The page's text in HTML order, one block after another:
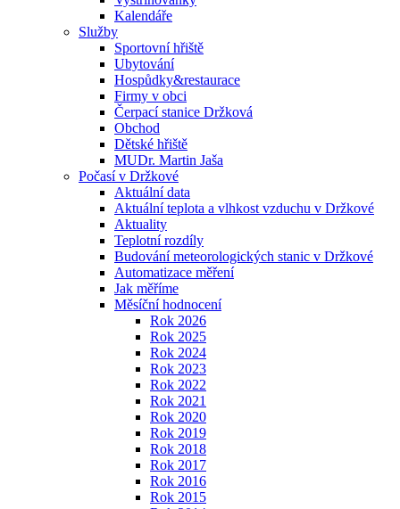
Kalendáře
Služby
Sportovní hřiště
Ubytování
Hospůdky&restaurace
Firmy v obci
Čerpací stanice Držková
Obchod
Dětské hřiště
MUDr. Martin Jaša
Počasí v Držkové
Aktuální data
Aktuální teplota a vlhkost vzduchu v Držkové
Aktuality
Teplotní rozdíly
Budování meteorologických stanic v Držkové
Automatizace měření
Jak měříme
Měsíční hodnocení
Rok 2026
Rok 2025
Rok 2024
Rok 2023
Rok 2022
Rok 2021
Rok 2020
Rok 2019
Rok 2018
Rok 2017
Rok 2016
Rok 2015